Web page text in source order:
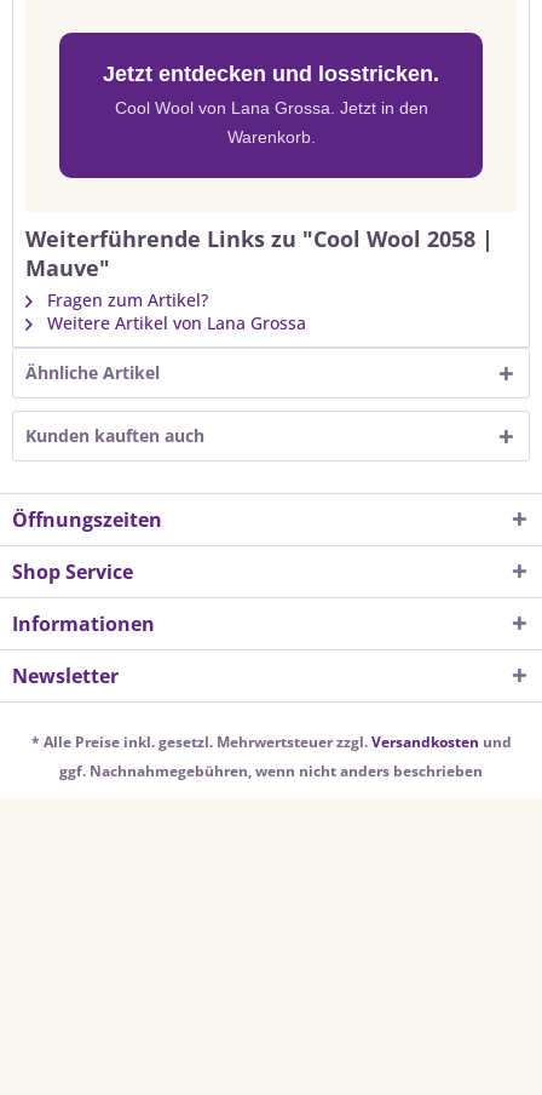
Jetzt entdecken und losstricken.
Cool Wool von Lana Grossa. Jetzt in den
Warenkorb.
Weiterführende Links zu "Cool Wool 2058 |
Mauve"
Fragen zum Artikel?
Weitere Artikel von Lana Grossa
Ähnliche Artikel
Kunden kauften auch
Öffnungszeiten
Shop Service
Informationen
Newsletter
* Alle Preise inkl. gesetzl. Mehrwertsteuer zzgl.Versandkosten und
ggf. Nachnahmegebühren, wenn nicht anders beschrieben